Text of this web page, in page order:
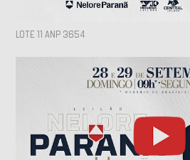
LOTE 11 ANP 3654